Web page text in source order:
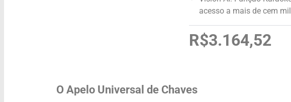
acesso a mais de cem
R$3.164,52
O Apelo Universal de Chaves